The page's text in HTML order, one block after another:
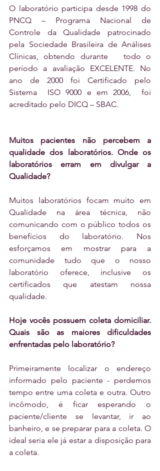
O laboratório participa desde 1998 do
PNCQ – Programa Nacional de
Controle da Qualidade patrocinado
pela Sociedade Brasileira de Análises
Clínicas, obtendo durante   todo o
período a avaliação EXCELENTE. No
ano de 2000 foi Certificado pelo
Sistema  ISO 9000 e em 2006,  foi
acreditado pelo DICQ – SBAC.
Muitos pacientes não percebem a
qualidade dos laboratórios. Onde os
laboratórios erram em divulgar a
Qualidade?
Muitos laboratórios focam muito em
Qualidade na área técnica, não
comunicando com o público todos os
benefícios do laboratório. Nos
esforçamos em mostrar para a
comunidade tudo que o nosso
laboratório oferece, inclusive os
certificados que atestam nossa
qualidade.
Hoje vocês possuem coleta domiciliar.
Quais são as maiores dificuldades
enfrentadas pelo laboratório?
Primeiramente localizar o endereço
informado pelo paciente - perdemos
tempo entre uma coleta e outra. Outro
incômodo, é ficar esperando o
paciente/cliente se levantar, ir ao
banheiro, e se preparar para a coleta. O
ideal seria ele já estar a disposição para
a coleta.